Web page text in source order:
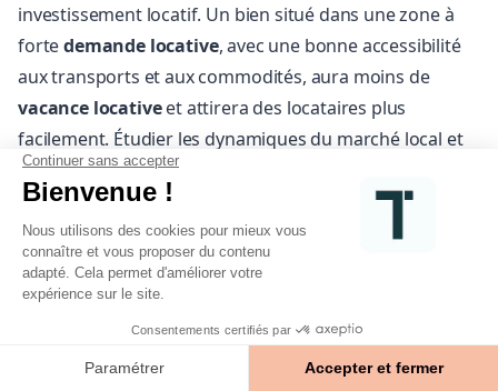
investissement locatif. Un bien situé dans une zone à
fortedemande locative, avec une bonne accessibilité
aux transports et aux commodités, aura moins de
vacance locativeet attirera des locataires plus
facilement. Étudier les dynamiques du marché local et
les perspectives d’évolution des prix est une étape
cruciale avant tout achat.
2. Optimiser la fiscalité pour maximiser la rentabilité
Une bonneoptimisation fiscale
location meublée, par exemple,
permet d’accéder au
, qui autorise la